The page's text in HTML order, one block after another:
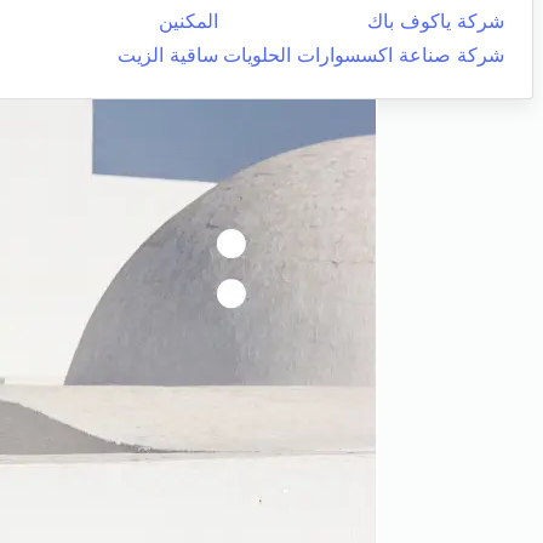
شركة ياكوف باك
المكنين
شركة صناعة اكسسوارات الحلويات ساقية الزيت